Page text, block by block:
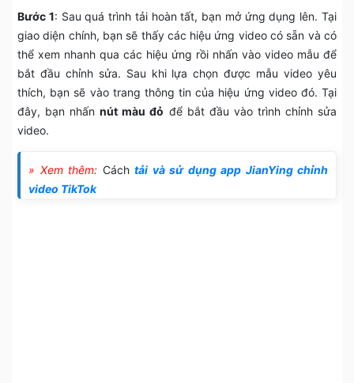
Bước 1: Sau quá trình tải hoàn tất, bạn mở ứng dụng lên. Tại
giao diện chính, bạn sẽ thấy các hiệu ứng video có sẵn và có
thể xem nhanh qua các hiệu ứng rồi nhấn vào video mẫu để
bắt đầu chỉnh sửa. Sau khi lựa chọn được mẫu video yêu
thích, bạn sẽ vào trang thông tin của hiệu ứng video đó. Tại
đây, bạn nhấnnút màu đỏ để bắt đầu vào trình chỉnh sửa
video.
» Xem thêm: Cách tải và sử dụng app JianYing chỉnh
video TikTok